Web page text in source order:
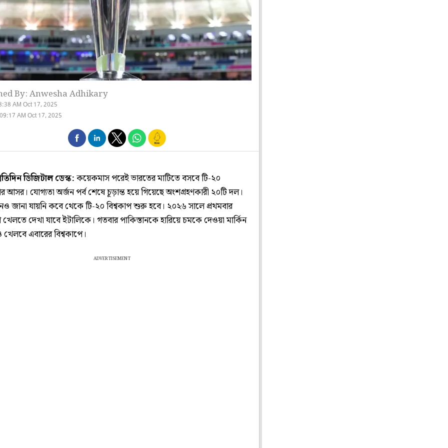
By: Anwesha Adhikary
AM Oct 17, 2025
AM Oct 17, 2025
ডিজিটাল ডেস্ক:কয়েকমাস পরেই ভারতের মাটিতে বসবে টি-২০
আসর। যোগ্যতা অর্জন পর্ব শেষে চূড়ান্ত হয়ে গিয়েছে অংশগ্রহণকারী ২০টি দল।
জানা যায়নি কবে থেকে টি-২০ বিশ্বকাপ শুরু হবে। ২০২৬ সালে প্রথমবার
খেলতে দেখা যাবে ইটালিকে। গতবার পাকিস্তানকে হারিয়ে চমকে দেওয়া মার্কিন
খেলবে এবারের বিশ্বকাপে।
ADVERTISEMENT